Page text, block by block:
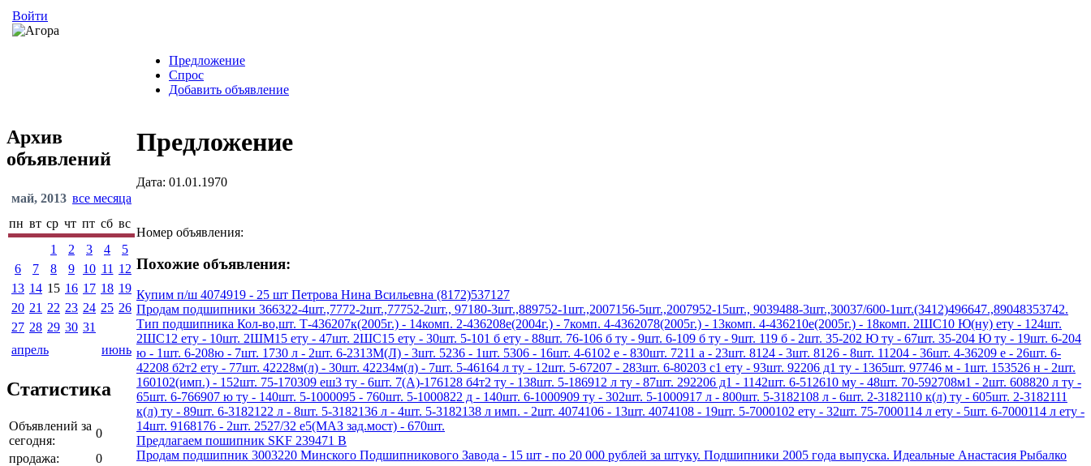
Войти
Предложение
Спрос
Добавить объявление
Архив
объявлений
май, 2013 все месяца
пн вт ср чт пт сб вс
1
2 3 4
5
6
7 8 9 10 11 12
13 14 15 16 17 18 19
20 21 22 23 24 25 26
27 28 29 30 31
апрель
июнь
Статистика
Объявлений за
сегодня:
0
продажа:
0
Предложение
Дата: 01.01.1970
Номер объявления:
Похожие объявления:
Купим п/ш 4074919 - 25 шт Петрова Нина Всильевна (8172)537127
Продам подшипники 366322-4шт.,7772-2шт.,77752-2шт., 97180-3шт.,889752-1шт.,2007156-5шт.,2007952-15шт., 9039488-3шт.,30037/600-1шт.(3412)496647.,89048353742.
Тип подшипника Кол-во,шт. Т-436207к(2005г.) - 14комп. 2-436208е(2004г.) - 7комп. 4-4362078(2005г.) - 13комп. 4-436210е(2005г.) - 18комп. 2ШС10 Ю(ну) ету - 124шт.
2ШС12 ету - 10шт. 2ШМ15 ету - 47шт. 2ШС15 ету - 30шт. 5-101 б ету - 88шт. 76-106 б ту - 9шт. 6-109 б ту - 9шт. 119 б - 2шт. 35-202 Ю ту - 67шт. 35-204 Ю ту - 19шт. 6-204
ю - 1шт. 6-208ю - 7шт. 1730 л - 2шт. 6-2313М(Л) - 3шт. 5236 - 1шт. 5306 - 16шт. 4-6102 е - 830шт. 7211 а - 23шт. 8124 - 3шт. 8126 - 8шт. 11204 - 36шт. 4-36209 е - 26шт. 6-
42208 б2т2 ету - 77шт. 42228м(л) - 30шт. 42234м(л) - 7шт. 5-46164 л ту - 12шт. 5-67207 - 283шт. 6-80203 с1 ету - 93шт. 92206 д1 ту - 1365шт. 97746 м - 1шт. 153526 н - 2шт.
160102(имп.) - 152шт. 75-170309 еш3 ту - 6шт. 7(А)-176128 б4т2 ту - 138шт. 5-186912 л ту - 87шт. 292206 д1 - 1142шт. 6-512610 му - 48шт. 70-592708м1 - 2шт. 608820 л ту -
65шт. 6-766907 ю ту - 140шт. 5-1000095 - 760шт. 5-1000822 д - 140шт. 6-1000909 ту - 302шт. 5-1000917 л - 800шт. 5-3182108 л - 6шт. 2-3182110 к(л) ту - 605шт. 2-3182111
к(л) ту - 89шт. 6-3182122 л - 8шт. 5-3182136 л - 4шт. 5-3182138 л имп. - 2шт. 4074106 - 13шт. 4074108 - 19шт. 5-7000102 ету - 32шт. 75-7000114 л ету - 5шт. 6-7000114 л ету -
14шт. 9168176 - 2шт. 2527/32 е5(МАЗ зад.мост) - 670шт.
Предлагаем пошипник SKF 239471 B
Продам подшипник 3003220 Минского Подшипникового Завода - 15 шт - по 20 000 рублей за штуку. Подшипники 2005 года выпуска. Идеальные Анастасия Рыбалко